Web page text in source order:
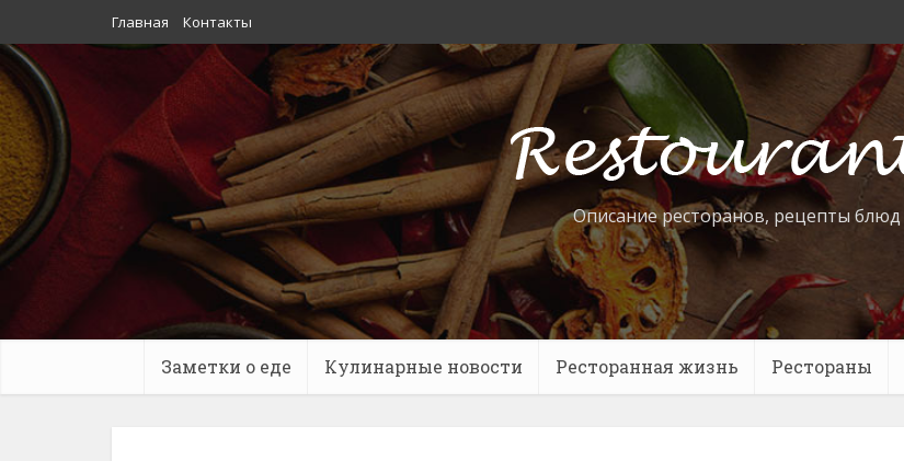
Главная Контакты
Описание ресторанов, рецепты блюд
Заметки о еде Кулинарные новости Ресторанная жизнь Рестораны